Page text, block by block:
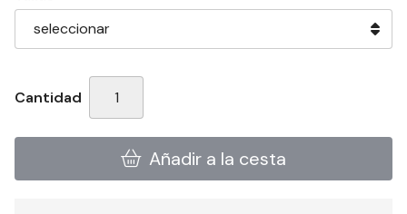
Cantidad
Añadir a la cesta